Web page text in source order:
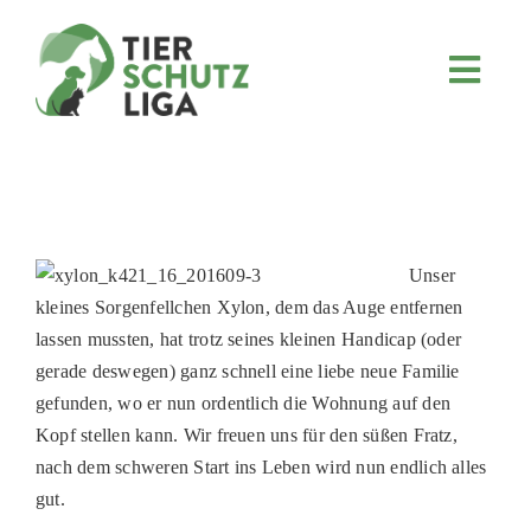
MITMACHEN
FÖRDERN & VERERBEN
KOOPERATIONEN
4KIDS
TIERHEIMTIERE
TIERHEIME
Unser
kleines Sorgenfellchen Xylon, dem das Auge entfernen
lassen mussten, hat trotz seines kleinen Handicap (oder
gerade deswegen) ganz schnell eine liebe neue Familie
gefunden, wo er nun ordentlich die Wohnung auf den
Kopf stellen kann. Wir freuen uns für den süßen Fratz,
nach dem schweren Start ins Leben wird nun endlich alles
gut.